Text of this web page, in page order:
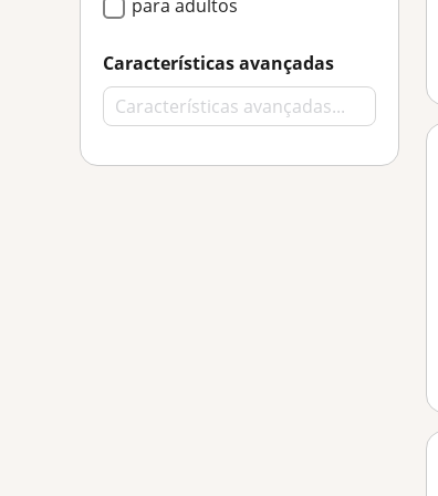
para adultos
Características avançadas